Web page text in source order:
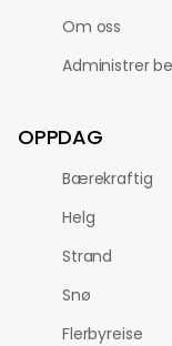
Om oss
Administrer
OPPDAG
Bærekraftig
Helg
Strand
Snø
Flerbyreise